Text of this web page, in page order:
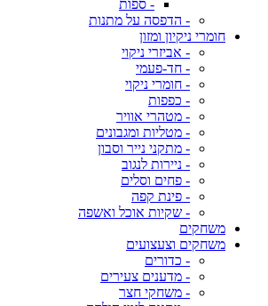
- ספות
- הדפסה על מתנות
חומרי ניקיון ומזון
- אביזרי ניקוי
- חד-פעמי
- חומרי ניקוי
- כפפות
- מטהרי אוויר
- מטליות ומגבונים
- מתקני נייר וסבון
- ניירות לנגוב
- פחים וסלים
- פינת קפה
- שקיות אוכל ואשפה
משחקים
משחקים וצעצועים
- כדורים
- מדענים צעירים
- משחקי חצר